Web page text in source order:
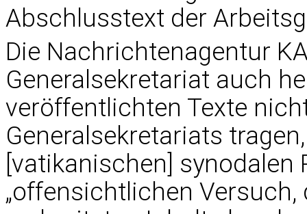
Abschlusstext der
Die Nachrichtenagentur
Generalsekretariat auch
veröffentlichten Texte
Generalsekretariats
[vatikanischen]
„offensichtlichen